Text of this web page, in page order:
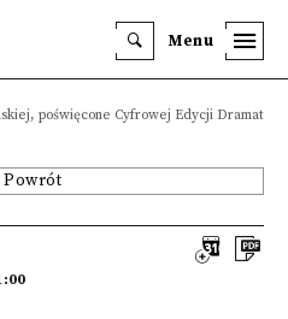
Menu
poświęcone Cyfrowej Edycji Dramatu
Powrót